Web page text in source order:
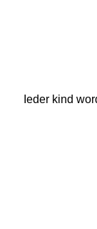
Ieder kind